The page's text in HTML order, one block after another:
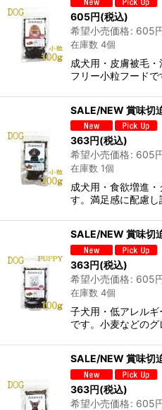
605円(税込)
希望小売価格: 605
在庫数 4個
成犬用・皮膚被毛
フリー小粒フード
SALE/NEW 賞味切
363円(税込)
希望小売価格: 605
在庫数 1個
成犬用・食欲増進
す。満足感に配慮
SALE/NEW 賞味切
363円(税込)
希望小売価格: 605
在庫数 4個
子犬用・低アレル
です。小麦などの
SALE/NEW 賞味切
363円(税込)
希望小売価格: 605